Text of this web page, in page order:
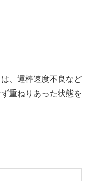
、運棒速度不良など
重ねりあった状態を